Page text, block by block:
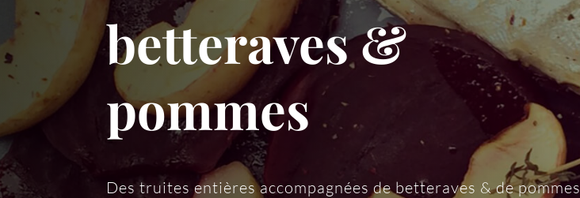
betteraves &
pommes
Des truites entières accompagnées de betteraves & de pommes